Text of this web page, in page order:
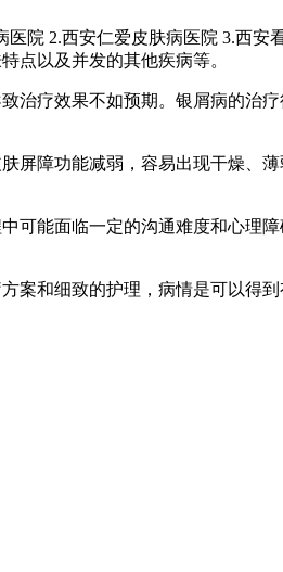
2.西安仁爱皮肤病医院 3.西安
点以及并发的其他疾病等。
疗效果不如预期。银屑病的治
障功能减弱，容易出现干燥、
能面临一定的沟通难度和心理
和细致的护理，病情是可以得到